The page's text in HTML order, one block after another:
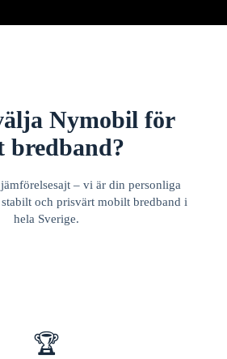
Nymobil för
bredband?
– vi är din personliga
och prisvärt mobilt bredband i
hela Sverige.
🏆